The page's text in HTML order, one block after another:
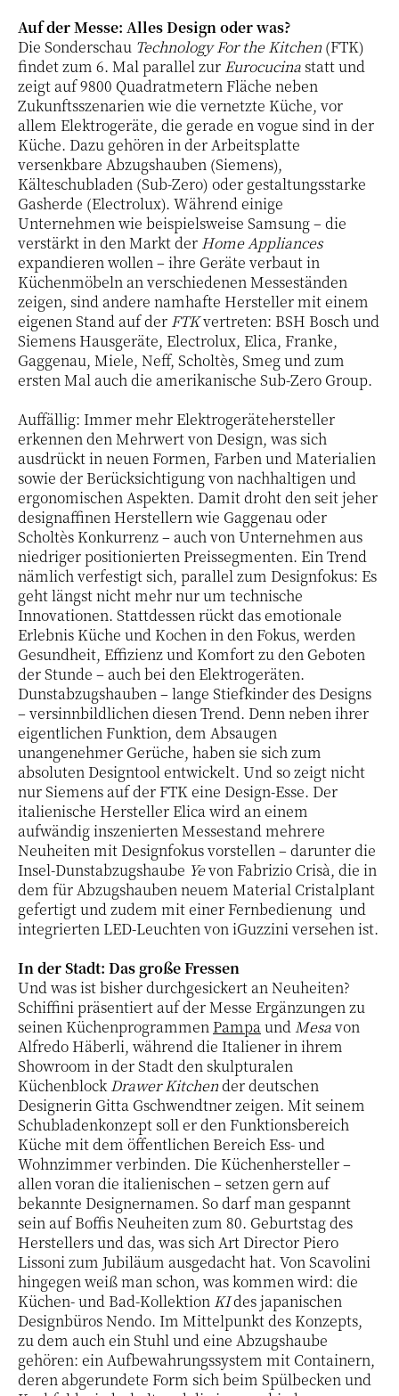
Auf der Messe: Alles Design oder was?
Die Sonderschau Technology For the Kitchen (FTK)
findet zum 6. Mal parallel zur Eurocucinastatt und
zeigt auf 9800 Quadratmetern Fläche neben
Zukunftsszenarien wie die vernetzte Küche, vor
allem Elektrogeräte, die gerade en vogue sind in der
Küche. Dazu gehören in der Arbeitsplatte
versenkbare Abzugshauben (Siemens),
Kälteschubladen (Sub-Zero) oder gestaltungsstarke
Gasherde (Electrolux). Während einige
Unternehmen wie beispielsweise Samsung – die
verstärkt in den Markt der Home Appliances
expandieren wollen – ihre Geräte verbaut in
Küchenmöbeln an verschiedenen Messeständen
zeigen, sind andere namhafte Hersteller mit einem
eigenen Stand auf der FTKvertreten: BSH Bosch und
Siemens Hausgeräte, Electrolux, Elica, Franke,
Gaggenau, Miele, Neff, Scholtès, Smeg und zum
ersten Mal auch die amerikanische Sub-Zero Group.
Auffällig: Immer mehr Elektrogerätehersteller
erkennen den Mehrwert von Design, was sich
ausdrückt in neuen Formen, Farben und Materialien
sowie der Berücksichtigung von nachhaltigen und
ergonomischen Aspekten. Damit droht den seit jeher
designaffinen Herstellern wie Gaggenau oder
Scholtès Konkurrenz – auch von Unternehmen aus
niedriger positionierten Preissegmenten. Ein Trend
nämlich verfestigt sich, parallel zum Designfokus: Es
geht längst nicht mehr nur um technische
Innovationen. Stattdessen rückt das emotionale
Erlebnis Küche und Kochen in den Fokus, werden
Gesundheit, Effizienz und Komfort zu den Geboten
der Stunde – auch bei den Elektrogeräten.
Dunstabzugshauben – lange Stiefkinder des Designs
– versinnbildlichen diesen Trend. Denn neben ihrer
eigentlichen Funktion, dem Absaugen
unangenehmer Gerüche, haben sie sich zum
absoluten Designtool entwickelt. Und so zeigt nicht
nur Siemens auf der FTK eine Design-Esse. Der
italienische Hersteller Elica wird an einem
aufwändig inszenierten Messestand mehrere
Neuheiten mit Designfokus vorstellen – darunter die
Insel-Dunstabzugshaube Yevon Fabrizio Crisà, die in
dem für Abzugshauben neuem Material Cristalplant
gefertigt und zudem mit einer Fernbedienung und
integrierten LED-Leuchten von iGuzzini versehen ist.
In der Stadt: Das große Fressen
Und was ist bisher durchgesickert an Neuheiten?
Schiffini präsentiert auf der Messe Ergänzungen zu
seinen Küchenprogrammen PampaundMesavon
Alfredo Häberli, während die Italiener in ihrem
Showroom in der Stadt den skulpturalen
KüchenblockDrawer Kitchender deutschen
Designerin Gitta Gschwendtner zeigen. Mit seinem
Schubladenkonzept soll er den Funktionsbereich
Küche mit dem öffentlichen Bereich Ess- und
Wohnzimmer verbinden. Die Küchenhersteller –
allen voran die italienischen – setzen gern auf
bekannte Designernamen. So darf man gespannt
sein auf Boffis Neuheiten zum 80. Geburtstag des
Herstellers und das, was sich Art Director Piero
Lissoni zum Jubiläum ausgedacht hat. Von Scavolini
hingegen weiß man schon, was kommen wird: die
Küchen- und Bad-Kollektion KIdes japanischen
Designbüros Nendo. Im Mittelpunkt des Konzepts,
zu dem auch ein Stuhl und eine Abzugshaube
gehören: ein Aufbewahrungssystem mit Containern,
deren abgerundete Form sich beim Spülbecken und